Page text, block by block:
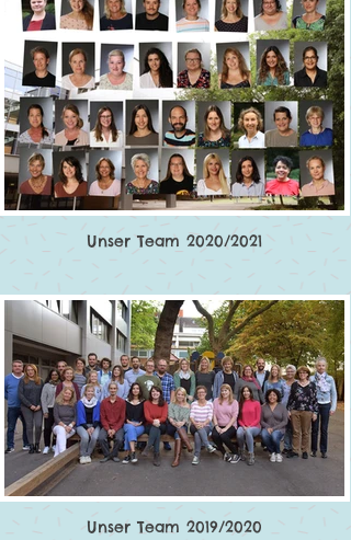
Unser Team 2020/2021
Unser Team 2019/2020